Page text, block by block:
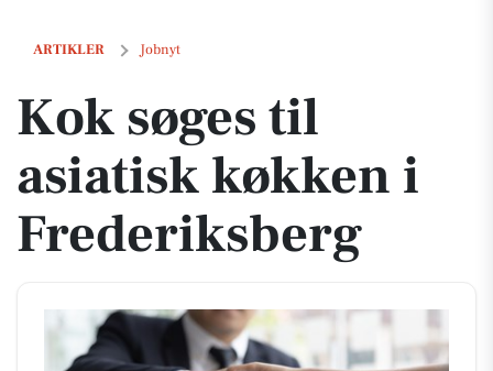
ARTIKLER Jobnyt
Kok søges til asiatisk køkken i Frederiksberg
Kok søges til
asiatisk køkken i
Frederiksberg